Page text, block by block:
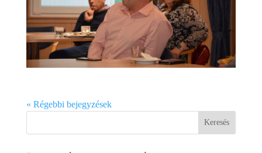
« Régebbi bejegyzések
Keresés